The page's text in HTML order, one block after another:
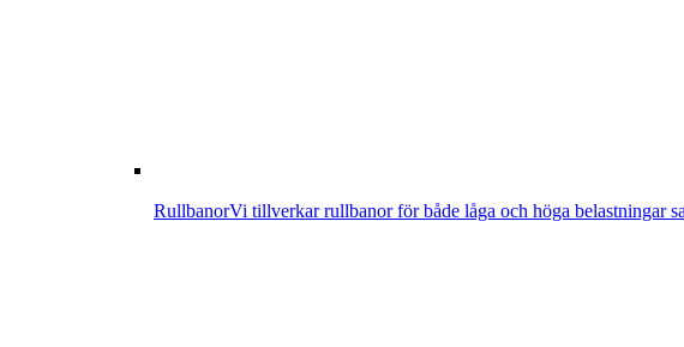
RullbanorVi tillverkar rullbanor för både låga och höga belastningar